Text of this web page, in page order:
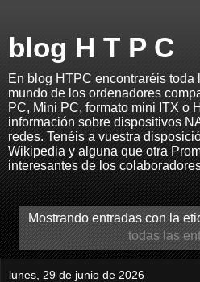
blog H T P C
En blog HTPC encontraréis toda
mundo de los ordenadores
PC, Mini PC, formato mini ITX o
información sobre dispositivos
redes. Tenéis a vuestra
Wikipedia y alguna que otra
interesantes de los
Mostrando entradas con la
todas las
lunes, 29 de junio de 2026